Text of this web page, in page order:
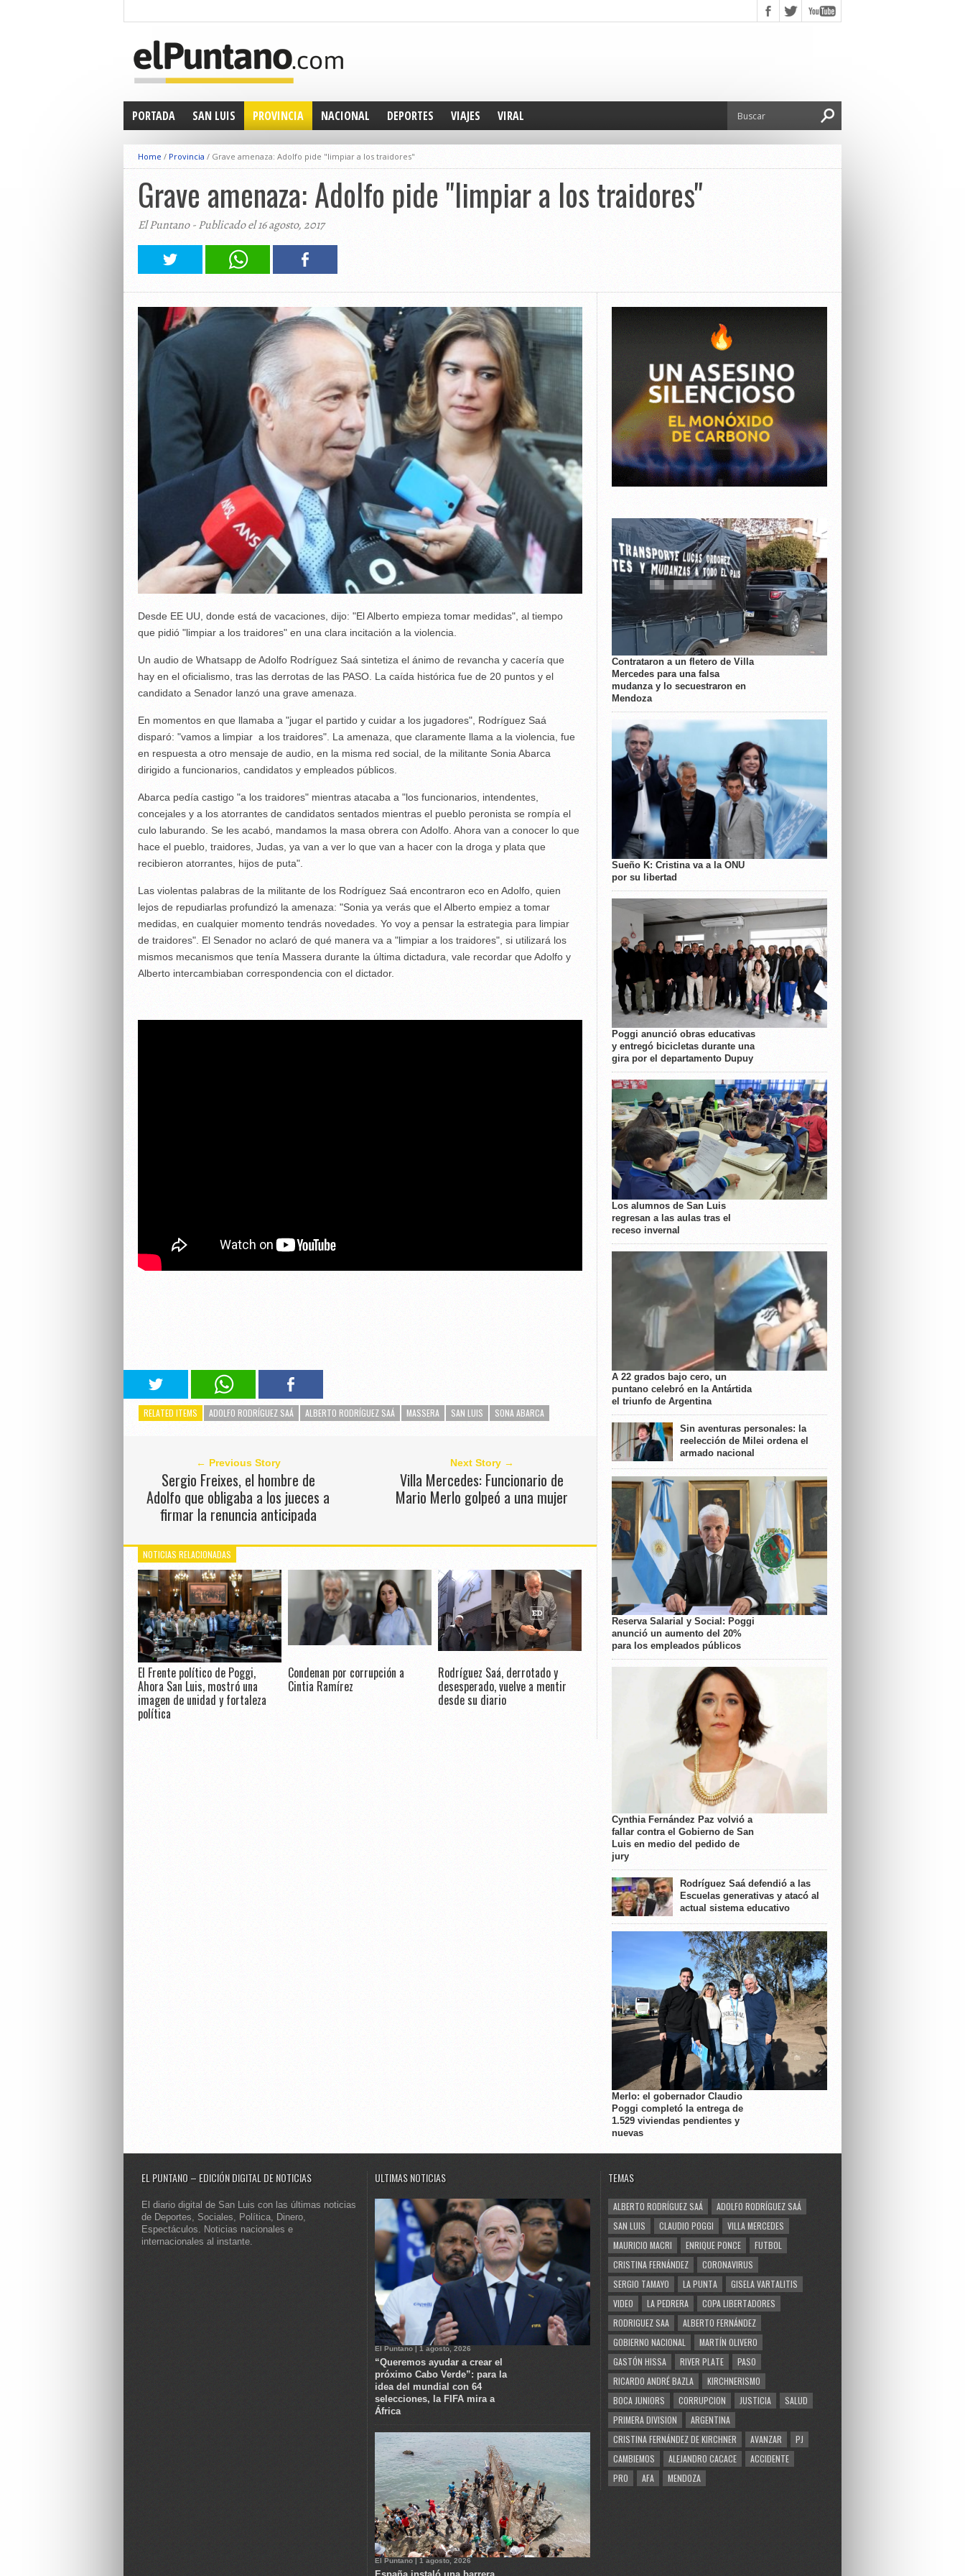
PORTADA SAN LUIS PROVINCIA NACIONAL DEPORTES VIAJES VIRAL
Home / Provincia / Grave amenaza: Adolfo pide "limpiar a los traidores"
Grave amenaza: Adolfo pide "limpiar a los traidores"
El Puntano - Publicado el 16 agosto, 2017
Desde EE UU, donde está de vacaciones, dijo: "El Alberto empieza tomar medidas", al tiempo
que pidió "limpiar a los traidores" en una clara incitación a la violencia.
Un audio de Whatsapp de Adolfo Rodríguez Saá sintetiza el ánimo de revancha y cacería que
hay en el oficialismo, tras las derrotas de las PASO. La caída histórica fue de 20 puntos y el
candidato a Senador lanzó una grave amenaza.
En momentos en que llamaba a "jugar el partido y cuidar a los jugadores", Rodríguez Saá
disparó: "vamos a limpiar a los traidores". La amenaza, que claramente llama a la violencia, fue
en respuesta a otro mensaje de audio, en la misma red social, de la militante Sonia Abarca
dirigido a funcionarios, candidatos y empleados públicos.
Abarca pedía castigo "a los traidores" mientras atacaba a "los funcionarios, intendentes,
concejales y a los atorrantes de candidatos sentados mientras el pueblo peronista se rompía el
culo laburando. Se les acabó, mandamos la masa obrera con Adolfo. Ahora van a conocer lo que
hace el pueblo, traidores, Judas, ya van a ver lo que van a hacer con la droga y plata que
recibieron atorrantes, hijos de puta".
Las violentas palabras de la militante de los Rodríguez Saá encontraron eco en Adolfo, quien
lejos de repudiarlas profundizó la amenaza: "Sonia ya verás que el Alberto empiez a tomar
medidas, en cualquier momento tendrás novedades. Yo voy a pensar la estrategia para limpiar
de traidores". El Senador no aclaró de qué manera va a "limpiar a los traidores", si utilizará los
mismos mecanismos que tenía Massera durante la última dictadura, vale recordar que Adolfo y
Alberto intercambiaban correspondencia con el dictador.
RELATED ITEMS ADOLFO RODRÍGUEZ SAÁ ALBERTO RODRÍGUEZ SAÁ MASSERA SAN LUIS SONA ABARCA
← Previous Story
Sergio Freixes, el hombre de
Adolfo que obligaba a los jueces a
firmar la renuncia anticipada
Next Story →
Villa Mercedes: Funcionario de
Mario Merlo golpeó a una mujer
NOTICIAS RELACIONADAS
El Frente político de Poggi,
Ahora San Luis, mostró una
imagen de unidad y fortaleza
política
Condenan por corrupción a
Cintia Ramírez
Rodríguez Saá, derrotado y
desesperado, vuelve a mentir
desde su diario
Contrataron a un fletero de Villa
Mercedes para una falsa
mudanza y lo secuestraron en
Mendoza
Sueño K: Cristina va a la ONU
por su libertad
Poggi anunció obras educativas
y entregó bicicletas durante una
gira por el departamento Dupuy
Los alumnos de San Luis
regresan a las aulas tras el
receso invernal
A 22 grados bajo cero, un
puntano celebró en la Antártida
el triunfo de Argentina
Sin aventuras personales: la
reelección de Milei ordena el
armado nacional
Reserva Salarial y Social: Poggi
anunció un aumento del 20%
para los empleados públicos
Cynthia Fernández Paz volvió a
fallar contra el Gobierno de San
Luis en medio del pedido de
jury
Rodríguez Saá defendió a las
Escuelas generativas y atacó al
actual sistema educativo
Merlo: el gobernador Claudio
Poggi completó la entrega de
1.529 viviendas pendientes y
nuevas
EL PUNTANO – EDICIÓN DIGITAL DE NOTICIAS
El diario digital de San Luis con las últimas noticias
de Deportes, Sociales, Política, Dinero,
Espectáculos. Noticias nacionales e
internacionales al instante.
ULTIMAS NOTICIAS
El Puntano | 1 agosto, 2026
“Queremos ayudar a crear el
próximo Cabo Verde”: para la
idea del mundial con 64
selecciones, la FIFA mira a
África
El Puntano | 1 agosto, 2026
TEMAS
ALBERTO RODRÍGUEZ SAÁ
ADOLFO RODRÍGUEZ SAÁ
SAN LUIS
CLAUDIO POGGI
VILLA MERCEDES
MAURICIO MACRI
ENRIQUE PONCE
FUTBOL
CRISTINA FERNÁNDEZ
CORONAVIRUS
SERGIO TAMAYO
LA PUNTA
GISELA VARTALITIS
VIDEO
LA PEDRERA
COPA LIBERTADORES
RODRIGUEZ SAA
ALBERTO FERNÁNDEZ
GOBIERNO NACIONAL
MARTÍN OLIVERO
GASTÓN HISSA
RIVER PLATE
PASO
RICARDO ANDRÉ BAZLA
KIRCHNERISMO
BOCA JUNIORS
CORRUPCION JUSTICIA
SALUD
PRIMERA DIVISION
ARGENTINA
CRISTINA FERNÁNDEZ DE KIRCHNER
AVANZAR
PJ
CAMBIEMOS
ALEJANDRO CACACE
ACCIDENTE
PRO
AFA MENDOZA